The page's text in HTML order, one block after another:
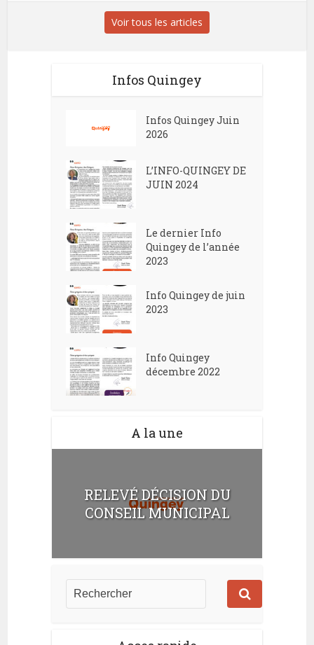
Voir tous les articles
Infos Quingey
Infos Quingey Juin
2026
L’INFO-QUINGEY DE
JUIN 2024
Le dernier Info
Quingey de l’année
2023
Info Quingey de juin
2023
Info Quingey
décembre 2022
A la une
RELEVÉ DÉCISION DU
CONSEIL MUNICIPAL